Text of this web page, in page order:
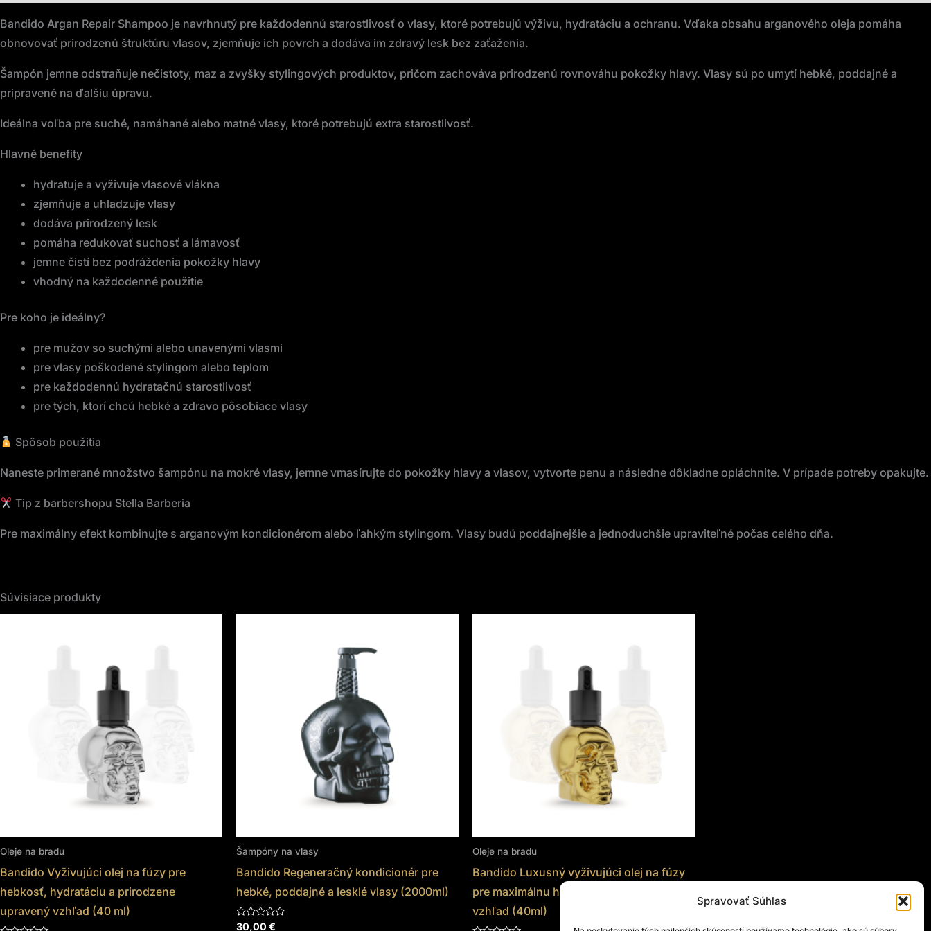
Spravovať Súhlas
Bandido Argan Repair Shampoo je navrhnutý pre každodennú starostlivosť o vlasy, ktoré potrebujú výživu, hydratáciu a ochranu. Vďaka obsahu arganového oleja pomáha
obnovovať prirodzenú štruktúru vlasov, zjemňuje ich povrch a dodáva im zdravý lesk bez zaťaženia.
Šampón jemne odstraňuje nečistoty, maz a zvyšky stylingových produktov, pričom zachováva prirodzenú rovnováhu pokožky hlavy. Vlasy sú po umytí hebké, poddajné a
pripravené na ďalšiu úpravu.
Ideálna voľba pre suché, namáhané alebo matné vlasy, ktoré potrebujú extra starostlivosť.
Hlavné benefity
hydratuje a vyživuje vlasové vlákna
zjemňuje a uhladzuje vlasy
dodáva prirodzený lesk
pomáha redukovať suchosť a lámavosť
jemne čistí bez podráždenia pokožky hlavy
vhodný na každodenné použitie
Pre koho je ideálny?
pre mužov so suchými alebo unavenými vlasmi
pre vlasy poškodené stylingom alebo teplom
pre každodennú hydratačnú starostlivosť
pre tých, ktorí chcú hebké a zdravo pôsobiace vlasy
Spôsob použitia
Naneste primerané množstvo šampónu na mokré vlasy, jemne vmasírujte do pokožky hlavy a vlasov, vytvorte penu a následne dôkladne opláchnite. V prípade potreby opakujte.
Tip z barbershopu Stella Barberia
Pre maximálny efekt kombinujte s arganovým kondicionérom alebo ľahkým stylingom. Vlasy budú poddajnejšie a jednoduchšie upraviteľné počas celého dňa.
Súvisiace produkty
Oleje na bradu
Bandido Vyživujúci olej na fúzy pre
hebkosť, hydratáciu a prirodzene
upravený vzhľad (40 ml)
Šampóny na vlasy
Bandido Regeneračný kondicionér pre
hebké, poddajné a lesklé vlasy (2000ml)
Hodnotenie
30,00 €
Oleje na bradu
Bandido Luxusný vyživujúci olej na fúzy
pre maximálnu hebkosť, lesk a prémiový
vzhľad (40ml)